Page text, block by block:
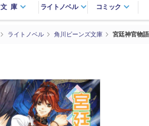
文庫 ライトノベル コミック
ライトノベル 角川ビーンズ文庫 宮廷神官物